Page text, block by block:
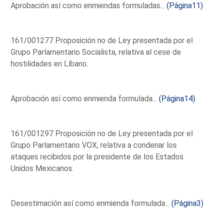
Aprobación así como enmiendas formuladas...(Página11)
161/001277 Proposición no de Ley presentada por el
Grupo Parlamentario Socialista, relativa al cese de
hostilidades en Líbano.
Aprobación así como enmienda formulada...(Página14)
161/001297 Proposición no de Ley presentada por el
Grupo Parlamentario VOX, relativa a condenar los
ataques recibidos por la presidente de los Estados
Unidos Mexicanos.
Desestimación así como enmienda formulada...(Página3)